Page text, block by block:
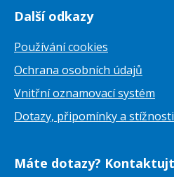
Další odkazy
Používání cookies
Ochrana osobních údajů
Vnitřní oznamovací systém
Dotazy, připomínky a stížnosti
Máte dotazy?